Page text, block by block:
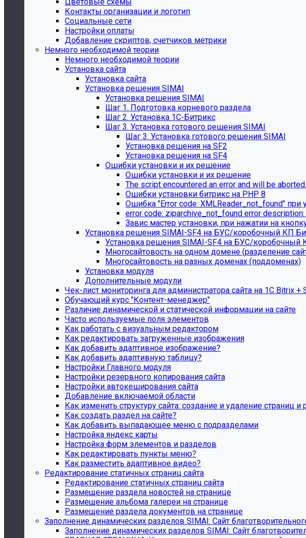
Контакты организации и логотип
Социальные сети
Настройки оплаты
Добавление скриптов, счетчиков метрики
Немного необходимой теории
Немного необходимой теории
Установка сайта
Установка сайта
Установка решения SIMAI
Установка решения SIMAI
Шаг 1. Подготовка корневого раздела
Шаг 2. Установка 1С-Битрикс
Шаг 3. Установка готового решения SIMAI
Шаг 3. Установка готового решения SIMAI
Установка решения на SF2
Установка решения на SF4
Ошибки установки и их решение
Ошибки установки и их решение
The script encountered an error and will be
Ошибки установки битрикс на PHP 8
Ошибка "Error сode: XMLReader_not_found"
error сode: ziparchive_not_found error
Завис мастер установки, при нажатии на
Установка решения SIMAI-SF4 на БУС/коробочный КП
Установка решения SIMAI-SF4 на БУС/коробочный
Многосайтовость на одном домене (разделение
Многосайтовость на разных доменах (поддоменах)
Установка модуля
Дополнительные модули
Чек-лист мониторинга для администратора сайта на 1С Bitrix +
Обучающий курс "Контент-менеджер"
Различие динамической и статической информации на сайте
Часто используемые поля элементов
Как работать с визуальным редактором
Как редактировать загруженные изображения
Как добавить адаптивное изображение?
Как добавить адаптивную таблицу?
Настройки Главного модуля
Настройки резервного копирования сайта
Настройки автокеширования сайта
Добавление включаемой области
Как изменить структуру сайта: создание и удаление страниц и
Как создать раздел на сайте?
Как добавить выпадающее меню с подразделами
Настройка яндекс карты
Настройка форм элементов и разделов
Как редактировать пункты меню?
Как разместить адаптивное видео?
Редактирование статичных страниц сайта
Редактирование статичных страниц сайта
Размещение раздела новостей на странице
Размещение альбома галереи на странице
Размещение раздела документов на странице
Заполнение динамических разделов SIMAI: Сайт
Заполнение динамических разделов SIMAI: Сайт